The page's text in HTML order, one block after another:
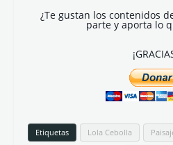
¿Te gustan los contenidos de
parte y aporta lo
Etiquetas Lola Cebolla